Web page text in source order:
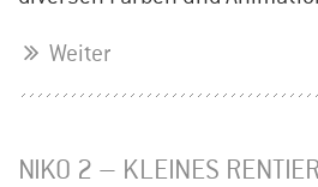
Weiter
NIKO 2 – KLEINES